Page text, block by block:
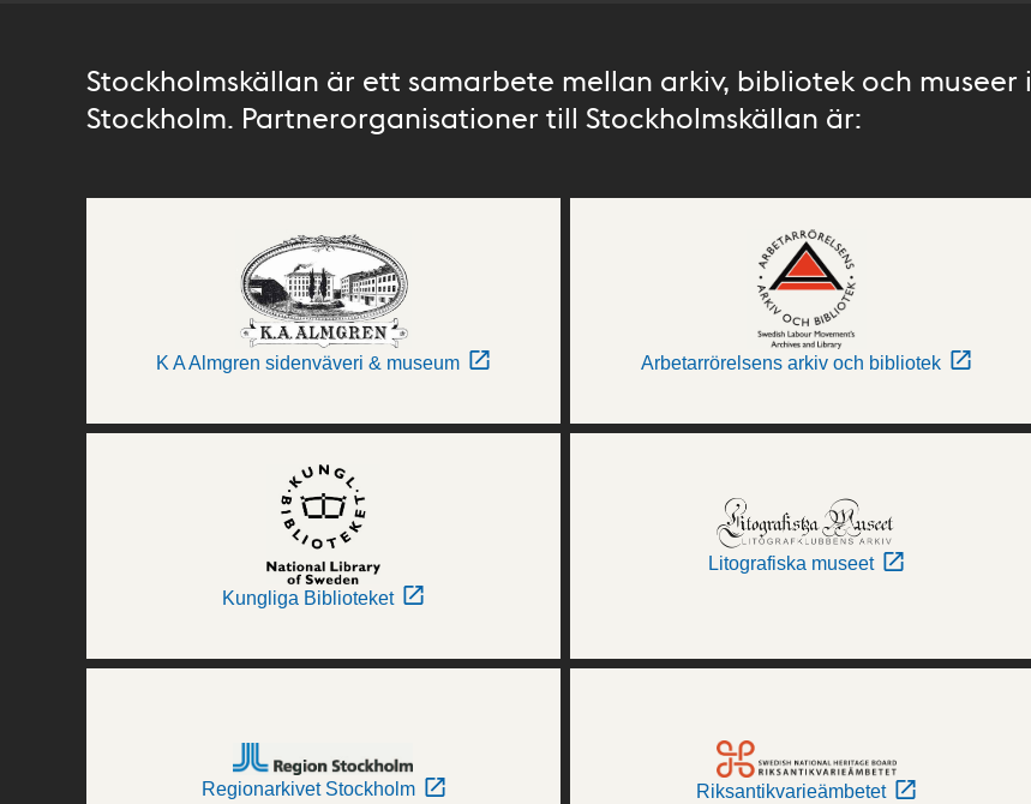
Stockholmskällan är ett samarbete mellan arkiv, bibliotek och museer i
Stockholm. Partnerorganisationer till Stockholmskällan är:
K A Almgren sidenväveri & museum Arbetarrörelsens arkiv och bibliotek
Kungliga Biblioteket
Litografiska museet
Regionarkivet Stockholm Riksantikvarieämbetet